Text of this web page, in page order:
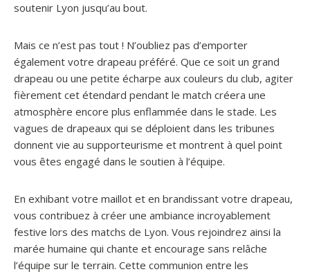
soutenir Lyon jusqu’au bout.
Mais ce n’est pas tout ! N’oubliez pas d’emporter
également votre drapeau préféré. Que ce soit un grand
drapeau ou une petite écharpe aux couleurs du club, agiter
fièrement cet étendard pendant le match créera une
atmosphère encore plus enflammée dans le stade. Les
vagues de drapeaux qui se déploient dans les tribunes
donnent vie au supporteurisme et montrent à quel point
vous êtes engagé dans le soutien à l’équipe.
En exhibant votre maillot et en brandissant votre drapeau,
vous contribuez à créer une ambiance incroyablement
festive lors des matchs de Lyon. Vous rejoindrez ainsi la
marée humaine qui chante et encourage sans relâche
l’équipe sur le terrain. Cette communion entre les